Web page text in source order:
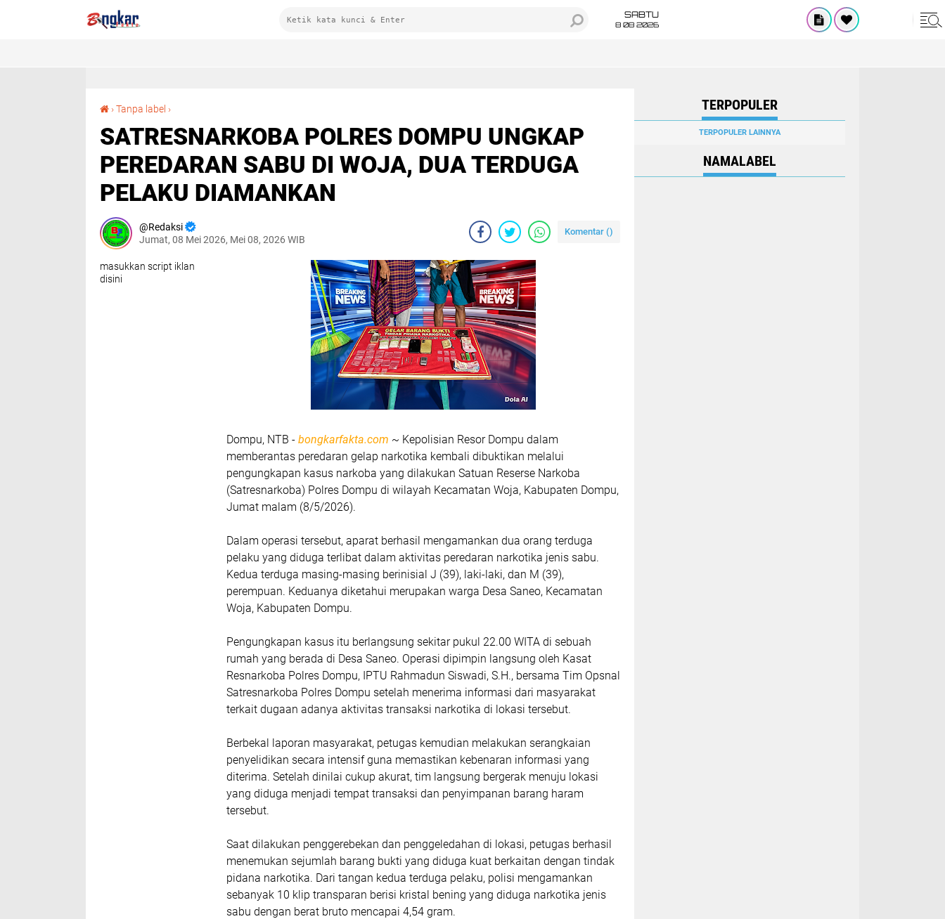
SABTU
8 08 2026
›Tanpa label ›
SATRESNARKOBA POLRES DOMPU UNGKAP
PEREDARAN SABU DI WOJA, DUA TERDUGA
PELAKU DIAMANKAN
Redaksi
Jumat, 08 Mei 2026, Mei 08, 2026 WIB
Komentar ()
masukkan script iklan
disini
Dompu, NTB - bongkarfakta.com ~ Kepolisian Resor Dompu dalam
memberantas peredaran gelap narkotika kembali dibuktikan melalui
pengungkapan kasus narkoba yang dilakukan Satuan Reserse Narkoba
(Satresnarkoba) Polres Dompu di wilayah Kecamatan Woja, Kabupaten Dompu,
Jumat malam (8/5/2026).
Dalam operasi tersebut, aparat berhasil mengamankan dua orang terduga
pelaku yang diduga terlibat dalam aktivitas peredaran narkotika jenis sabu.
Kedua terduga masing-masing berinisial J (39), laki-laki, dan M (39),
perempuan. Keduanya diketahui merupakan warga Desa Saneo, Kecamatan
Woja, Kabupaten Dompu.
Pengungkapan kasus itu berlangsung sekitar pukul 22.00 WITA di sebuah
rumah yang berada di Desa Saneo. Operasi dipimpin langsung oleh Kasat
Resnarkoba Polres Dompu, IPTU Rahmadun Siswadi, S.H., bersama Tim Opsnal
Satresnarkoba Polres Dompu setelah menerima informasi dari masyarakat
terkait dugaan adanya aktivitas transaksi narkotika di lokasi tersebut.
Berbekal laporan masyarakat, petugas kemudian melakukan serangkaian
penyelidikan secara intensif guna memastikan kebenaran informasi yang
diterima. Setelah dinilai cukup akurat, tim langsung bergerak menuju lokasi
yang diduga menjadi tempat transaksi dan penyimpanan barang haram
tersebut.
Saat dilakukan penggerebekan dan penggeledahan di lokasi, petugas berhasil
menemukan sejumlah barang bukti yang diduga kuat berkaitan dengan tindak
pidana narkotika. Dari tangan kedua terduga pelaku, polisi mengamankan
sebanyak 10 klip transparan berisi kristal bening yang diduga narkotika jenis
sabu dengan berat bruto mencapai 4,54 gram.
TERPOPULER
TERPOPULER LAINNYA
NAMALABEL